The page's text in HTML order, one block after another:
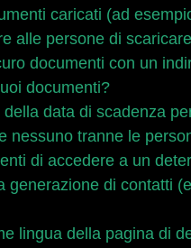
caricati (ad
alle persone di
documenti con un
documenti?
data di scadenza
nessuno tranne le
di accedere a un
generazione di contatti
lingua della pagina di